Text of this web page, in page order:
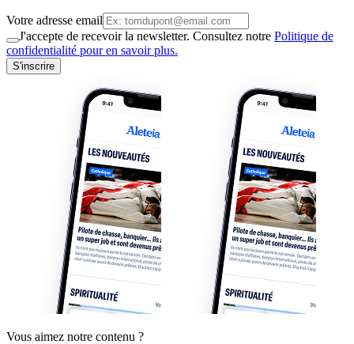
Votre adresse email
J'accepte de recevoir la newsletter. Consultez notre Politique de
confidentialité pour en savoir plus.
S'inscrire
Vous aimez notre contenu ?